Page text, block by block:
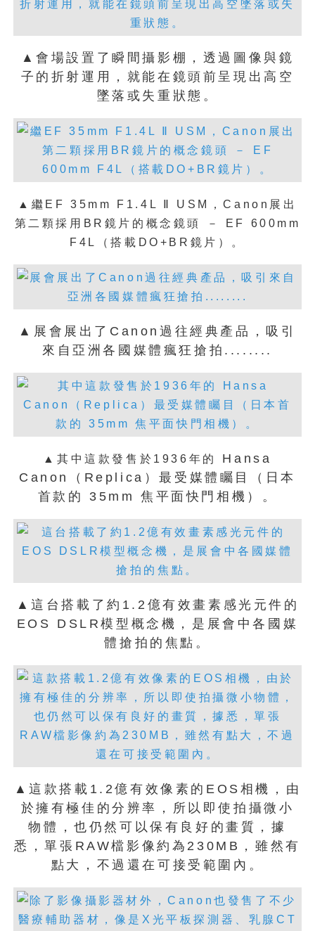
▲會場設置了瞬間攝影棚，透過圖像與鏡
子的折射運用，就能在鏡頭前呈現出高空
墜落或失重狀態。
▲繼EF 35mm F1.4L Ⅱ USM，Canon展出
第二顆採用BR鏡片的概念鏡頭 － EF 600mm
F4L（搭載DO+BR鏡片）。
▲展會展出了Canon過往經典產品，吸引
來自亞洲各國媒體瘋狂搶拍........
▲其中這款發售於1936年的
Hansa
Canon（Replica）最受媒體矚目（日本
首款的 35mm 焦平面快門相機）。
▲這台搭載了約1.2億有效畫素感光元件的
EOS DSLR模型概念機，是展會中各國媒
體搶拍的焦點。
▲這款搭載1.2億有效像素的EOS相機，由
於擁有極佳的分辨率，所以即使拍攝微小
物體，也仍然可以保有良好的畫質，據
悉，單張RAW檔影像約為230MB，雖然有
點大，不過還在可接受範圍內。